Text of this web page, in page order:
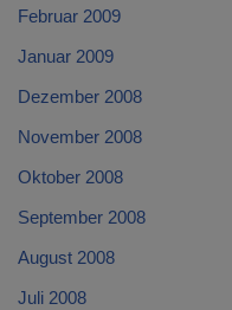
Februar 2009
Januar 2009
Dezember 2008
November 2008
Oktober 2008
September 2008
August 2008
Juli 2008